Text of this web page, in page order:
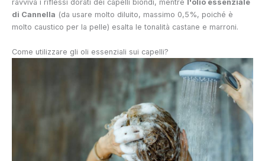
ravviva i riflessi dorati dei capelli biondi, mentre l'olio essenziale
di Cannella (da usare molto diluito, massimo 0,5%, poiché è
molto caustico per la pelle) esalta le tonalità castane e marroni.
Come utilizzare gli oli essenziali sui capelli?